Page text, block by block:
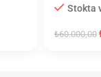
Stokta
₺60.000,00